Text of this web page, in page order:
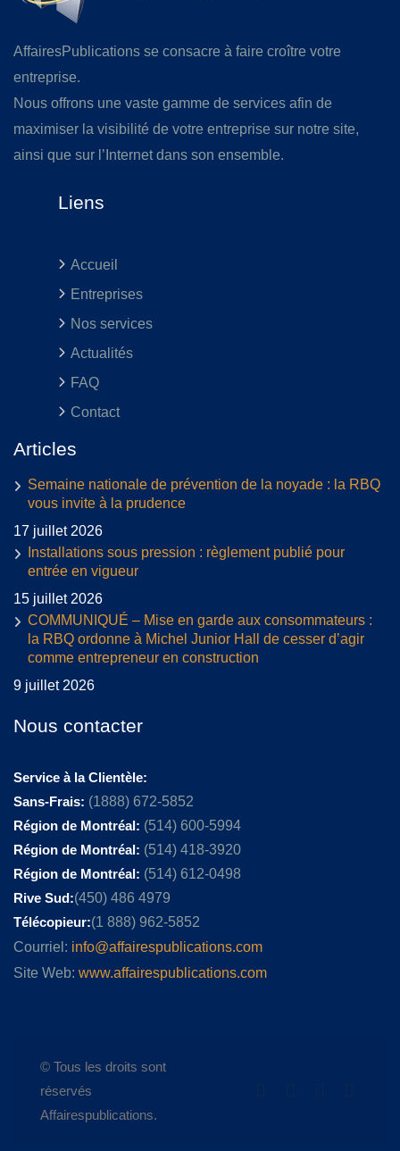
AffairesPublications se consacre à faire croître votre
entreprise.
Nous offrons une vaste gamme de services afin de
maximiser la visibilité de votre entreprise sur notre site,
ainsi que sur l’Internet dans son ensemble.
Liens
Accueil
Entreprises
Nos services
Actualités
FAQ
Contact
Articles
Semaine nationale de prévention de la noyade : la RBQ
vous invite à la prudence
17 juillet 2026
Installations sous pression : règlement publié pour
entrée en vigueur
15 juillet 2026
COMMUNIQUÉ – Mise en garde aux consommateurs :
la RBQ ordonne à Michel Junior Hall de cesser d’agir
comme entrepreneur en construction
9 juillet 2026
Nous contacter
Service à la Clientèle:
Sans-Frais: (1888) 672-5852
Région de Montréal: (514) 600-5994
Région de Montréal: (514) 418-3920
Région de Montréal: (514) 612-0498
Rive Sud:(450) 486 4979
Télécopieur:(1 888) 962-5852
Courriel: info@affairespublications.com
Site Web: www.affairespublications.com
© Tous les droits sont
réservés
Affairespublications.